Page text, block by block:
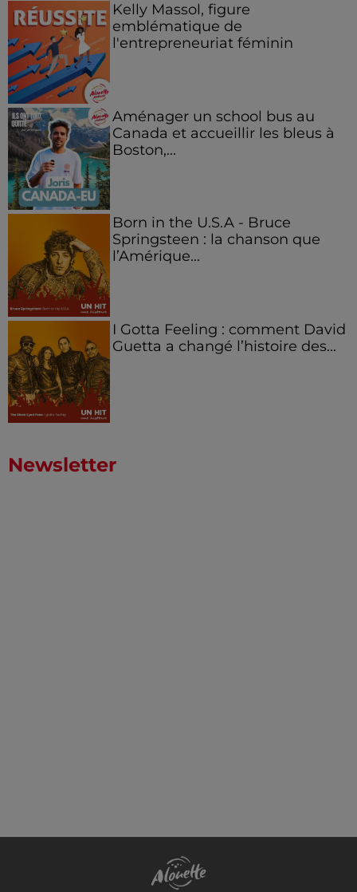
Kelly Massol, figure
emblématique de
l'entrepreneuriat féminin
Aménager un school bus au
Canada et accueillir les bleus à
Boston,...
Born in the U.S.A - Bruce
Springsteen : la chanson que
l’Amérique...
I Gotta Feeling : comment David
Guetta a changé l’histoire des...
Newsletter